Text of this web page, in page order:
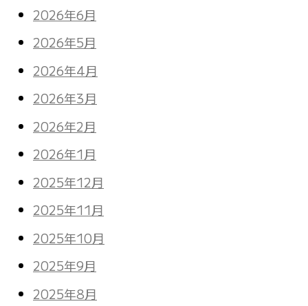
2026年6月
2026年5月
2026年4月
2026年3月
2026年2月
2026年1月
2025年12月
2025年11月
2025年10月
2025年9月
2025年8月